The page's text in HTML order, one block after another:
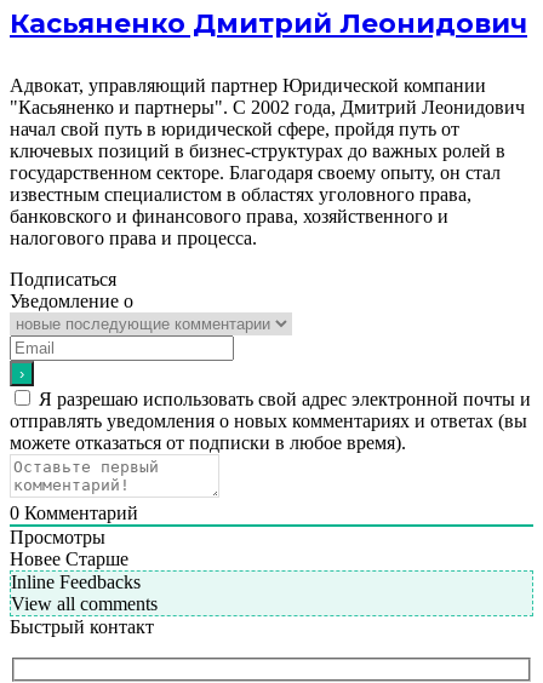
Касьяненко Дмитрий Леонидович
Адвокат, управляющий партнер Юридической компании
"Касьяненко и партнеры". С 2002 года, Дмитрий Леонидович
начал свой путь в юридической сфере, пройдя путь от
ключевых позиций в бизнес-структурах до важных ролей в
государственном секторе. Благодаря своему опыту, он стал
известным специалистом в областях уголовного права,
банковского и финансового права, хозяйственного и
налогового права и процесса.
Подписаться
Уведомление о
Я разрешаю использовать свой адрес электронной почты и
отправлять уведомления о новых комментариях и ответах (вы
можете отказаться от подписки в любое время).
0 Комментарий
Просмотры
Новее Старше
Inline Feedbacks
View all comments
Быстрый контакт